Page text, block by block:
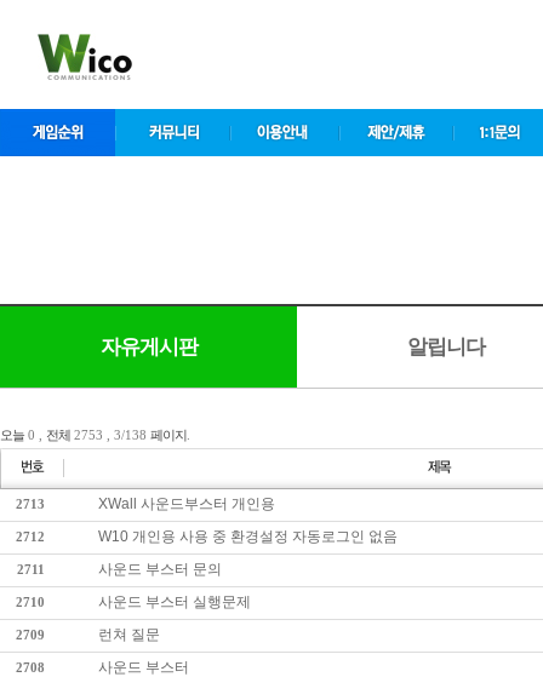
자유게시판 알립니다
오늘 0 , 전체 2753 , 3/138 페이지
2713 XWall 사운드부스터 개인용
2712 W10 개인용 사용 중 환경설정 자동로그인 없음
2711 사운드 부스터 문의
2710 사운드 부스터 실행문제
2709 런쳐 질문
2708 사운드 부스터